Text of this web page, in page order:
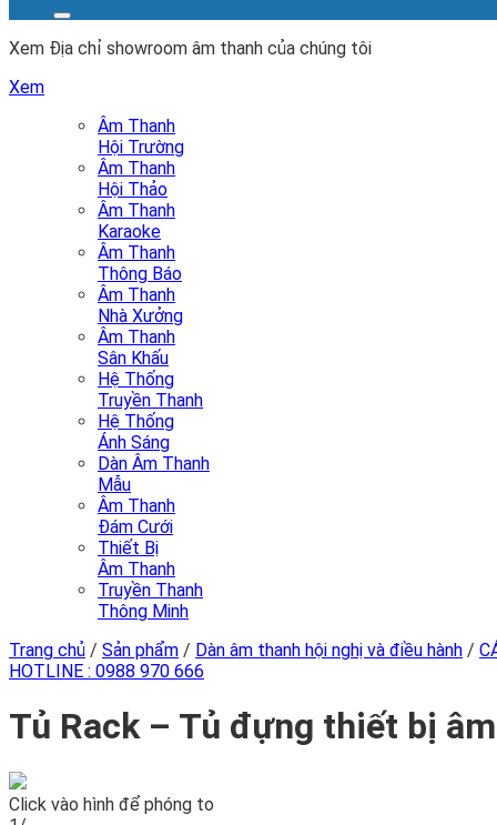
Xem Địa chỉ showroom âm thanh của chúng tôi
Xem
Âm Thanh
Hội Trường
Âm Thanh
Hội Thảo
Âm Thanh
Karaoke
Âm Thanh
Thông Báo
Âm Thanh
Nhà Xưởng
Âm Thanh
Sân Khấu
Hệ Thống
Truyền Thanh
Hệ Thống
Ánh Sáng
Dàn Âm Thanh
Mẫu
Âm Thanh
Đám Cưới
Thiết Bị
Âm Thanh
Truyền Thanh
Thông Minh
Trang chủ / Sản phẩm / Dàn âm thanh hội nghị và điều hành /
HOTLINE : 0988 970 666
Tủ Rack – Tủ đựng thiết bị
Click vào hình để phóng to